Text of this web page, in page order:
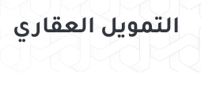
التمويل العقاري